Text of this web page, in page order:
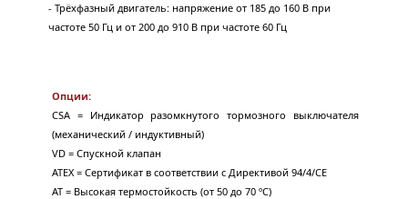
- Трёхфазный двигатель: напряжение от 185 до 160 В при
частоте 50 Гц и от 200 до 910 В при частоте 60 Гц
Опции:
CSA = Индикатор разомкнутого тормозного выключателя
(механический / индуктивный)
VD = Спускной клапан
ATEX = Сертификат в соответствии с Директивой 94/4/CE
AT = Высокая термостойкость (от 50 до 70 ºC)